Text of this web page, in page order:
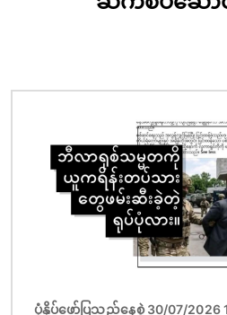
ပုံနှိပ်ဖော်ပြသည့်နေ့စွဲ 30/07/2026